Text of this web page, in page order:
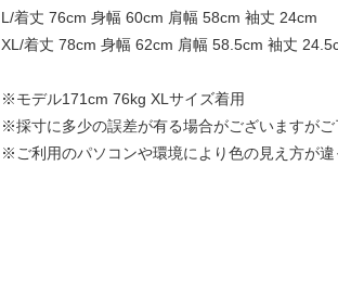
L/着丈 76cm 身幅 60cm 肩幅 58cm 袖丈 24cm
XL/着丈 78cm 身幅 62cm 肩幅 58.5cm 袖丈
※モデル171cm 76kg XLサイズ着用
※採寸に多少の誤差が有る場合がございますがご
※ご利用のパソコンや環境により色の見え方が